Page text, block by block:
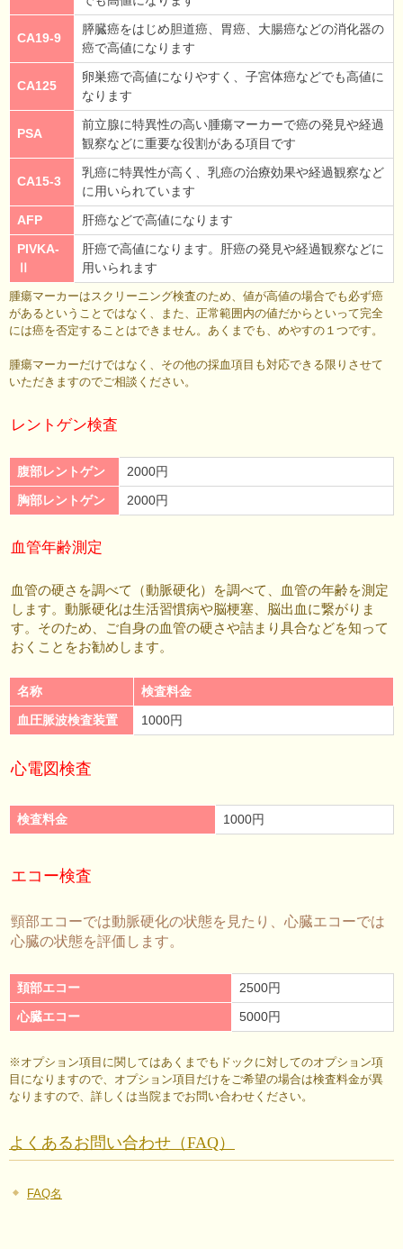
CA19-9
膵臓癌をはじめ胆道癌、胃癌、大腸癌などの消化器の
癌で高値になります
CA125
卵巣癌で高値になりやすく、子宮体癌などでも高値に
なります
PSA
前立腺に特異性の高い腫瘍マーカーで癌の発見や経過
観察などに重要な役割がある項目です
CA15-3
乳癌に特異性が高く、乳癌の治療効果や経過観察など
に用いられています
AFP
肝癌などで高値になります
PIVKA-
Ⅱ
肝癌で高値になります。肝癌の発見や経過観察などに
用いられます
腫瘍マーカーはスクリーニング検査のため、値が高値の場合でも必ず癌
があるということではなく、また、正常範囲内の値だからといって完全
には癌を否定することはできません。あくまでも、めやすの１つです。
腫瘍マーカーだけではなく、その他の採血項目も対応できる限りさせて
いただきますのでご相談ください。
レントゲン検査
腹部レントゲン
2000円
胸部レントゲン
2000円
血管年齢測定
血管の硬さを調べて（動脈硬化）を調べて、血管の年齢を測定
します。動脈硬化は生活習慣病や脳梗塞、脳出血に繋がりま
す。そのため、ご自身の血管の硬さや詰まり具合などを知って
おくことをお勧めします。
名称
検査料金
血圧脈波検査装置
1000円
心電図検査
検査料金 1000円
エコー検査
頸部エコーでは動脈硬化の状態を見たり、心臓エコーでは
心臓の状態を評価します。
頚部エコー
2500円
心臓エコー
5000円
※オプション項目に関してはあくまでもドックに対してのオプション項
目になりますので、オプション項目だけをご希望の場合は検査料金が異
なりますので、詳しくは当院までお問い合わせください。
よくあるお問い合わせ（FAQ）
FAQ名